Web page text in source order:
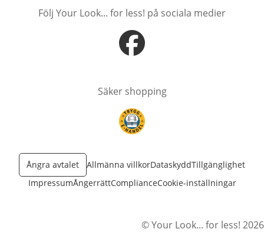
Följ Your Look... for less! på sociala medier
öppnas i nytt fönster
Säker shopping
öppnas i nytt fönster
Ångra avtalet Allmänna villkorDataskyddTillgänglighet
ImpressumÅngerrättComplianceCookie-inställningar
© Your Look... for less! 2026